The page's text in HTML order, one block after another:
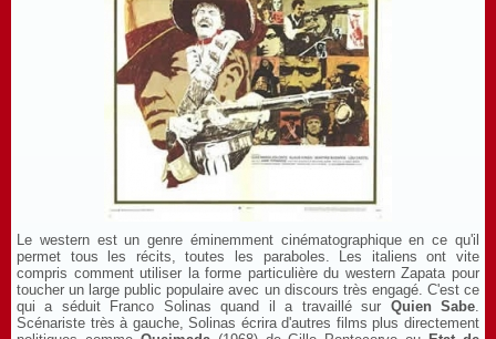
Le western est un genre éminemment cinématographique en ce qu'il
permet tous les récits, toutes les paraboles. Les italiens ont vite
compris comment utiliser la forme particulière du western Zapata pour
toucher un large public populaire avec un discours très engagé. C'est ce
qui a séduit Franco Solinas quand il a travaillé sur Quien Sabe.
Scénariste très à gauche, Solinas écrira d'autres films plus directement